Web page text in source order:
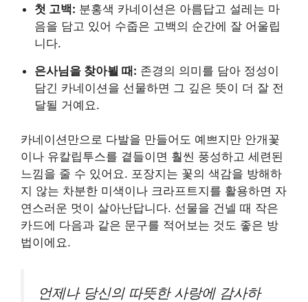
첫 고백: 분홍색 카네이션은 아름답고 설레는 마
음을 담고 있어 수줍은 고백의 순간에 잘 어울립
니다.
은사님을 찾아뵐 때: 존경의 의미를 담아 정성이
담긴 카네이션을 선물하면 그 깊은 뜻이 더 잘 전
달될 거예요.
카네이션만으로 다발을 만들어도 예쁘지만 안개꽃
이나 유칼립투스를 곁들이면 훨씬 풍성하고 세련된
느낌을 줄 수 있어요. 포장지는 꽃의 색감을 방해하
지 않는 차분한 미색이나 크라프트지를 활용하면 자
연스러운 멋이 살아난답니다. 선물을 건넬 때 작은
카드에 다음과 같은 문구를 적어보는 것도 좋은 방
법이에요.
언제나 당신의 따뜻한 사랑에 감사하